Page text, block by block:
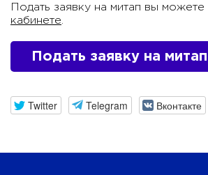
Подать заявку на митап вы можете
кабинете.
Подать заявку на митап
Twitter Telegram Вконтакте